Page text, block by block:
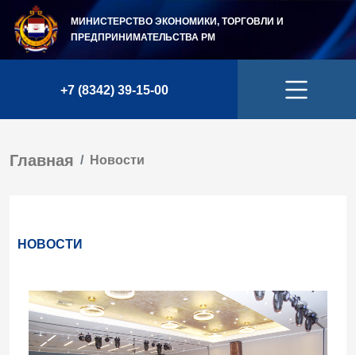
МИНИСТЕРСТВО ЭКОНОМИКИ, ТОРГОВЛИ И
ПРЕДПРИНИМАТЕЛЬСТВА РМ
+7 (8342) 39-15-00
Главная Новости
НОВОСТИ